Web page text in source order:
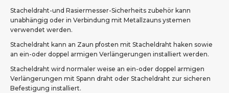
Stacheldraht-und Rasiermesser-Sicherheits zubehör kann
unabhängig oder in Verbindung mit Metallzauns ystemen
verwendet werden.
Stacheldraht kann an Zaun pfosten mit Stacheldraht haken sowie
an ein-oder doppel armigen Verlängerungen installiert werden.
Stacheldraht wird normaler weise an ein-oder doppel armigen
Verlängerungen mit Spann draht oder Stacheldraht zur sicheren
Befestigung installiert.